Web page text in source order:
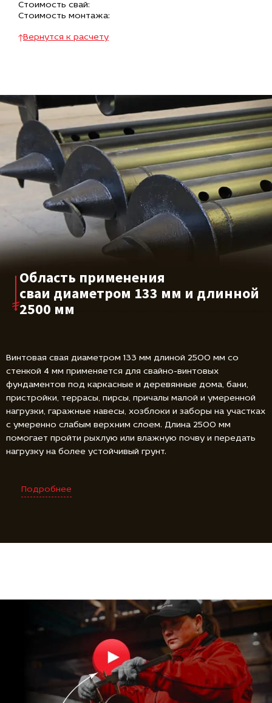
Стоимость свай:
Стоимость монтажа:
Вернутся к расчету
Область применения
сваи диаметром 133 мм и длинной
2500 мм
Винтовая свая диаметром 133 мм длиной 2500 мм со
стенкой 4 мм применяется для свайно-винтовых
фундаментов под каркасные и деревянные дома, бани,
пристройки, террасы, пирсы, причалы малой и умеренной
нагрузки, гаражные навесы, хозблоки и заборы на участках
с умеренно слабым верхним слоем. Длина 2500 мм
помогает пройти рыхлую или влажную почву и передать
нагрузку на более устойчивый грунт.
Подробнее